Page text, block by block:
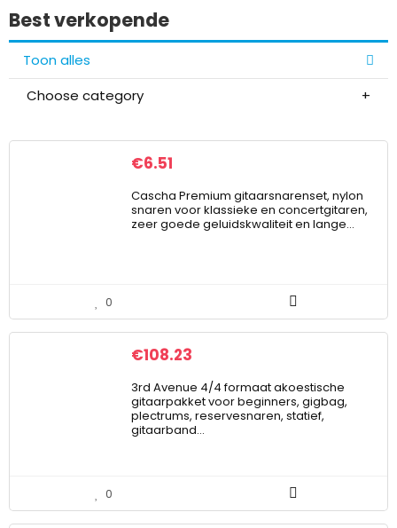
Best verkopende
Toon alles
Choose category
€6.51
Cascha Premium gitaarsnarenset, nylon
snaren voor klassieke en concertgitaren,
zeer goede geluidskwaliteit en lange…
0
€108.23
3rd Avenue 4/4 formaat akoestische
gitaarpakket voor beginners, gigbag,
plectrums, reservesnaren, statief,
gitaarband…
0